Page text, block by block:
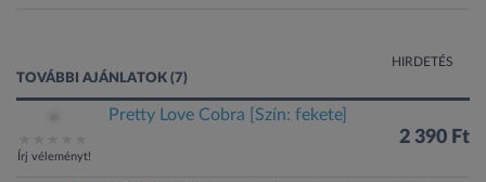
HIRDETÉS
TOVÁBBI AJÁNLATOK (7)
Írj véleményt!
Pretty Love Cobra [Szín: fekete]
2 390 Ft